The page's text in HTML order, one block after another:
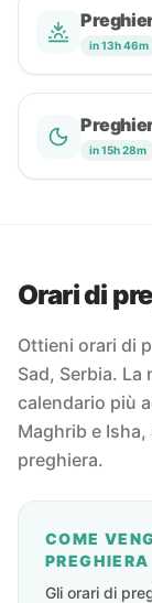
in 13h 46m
in 15h 28m
Orari di
Ottieni orari di
Sad, Serbia.
calendario più
Maghrib e
preghiera.
COME
PREGHIERA
Gli orari di